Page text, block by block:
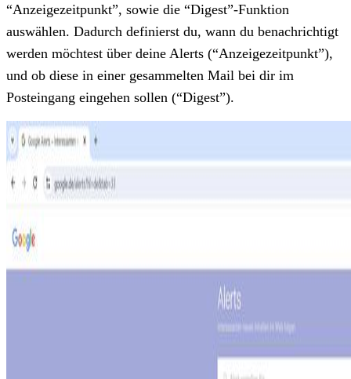
“Anzeigezeitpunkt”, sowie die “Digest”-Funktion
auswählen. Dadurch definierst du, wann du benachrichtigt
werden möchtest über deine Alerts (“Anzeigezeitpunkt”),
und ob diese in einer gesammelten Mail bei dir im
Posteingang eingehen sollen (“Digest”).